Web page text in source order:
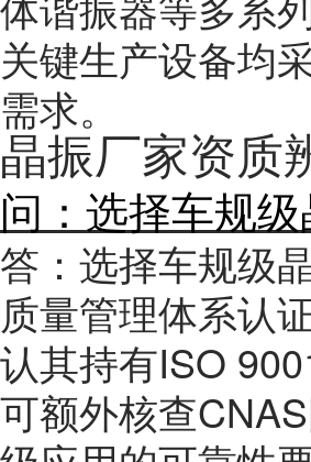
关键生产设备均
需求。
晶振厂家资质
问：选择车规
答：选择车规级
质量管理体系认
认其持有ISO
可额外核查